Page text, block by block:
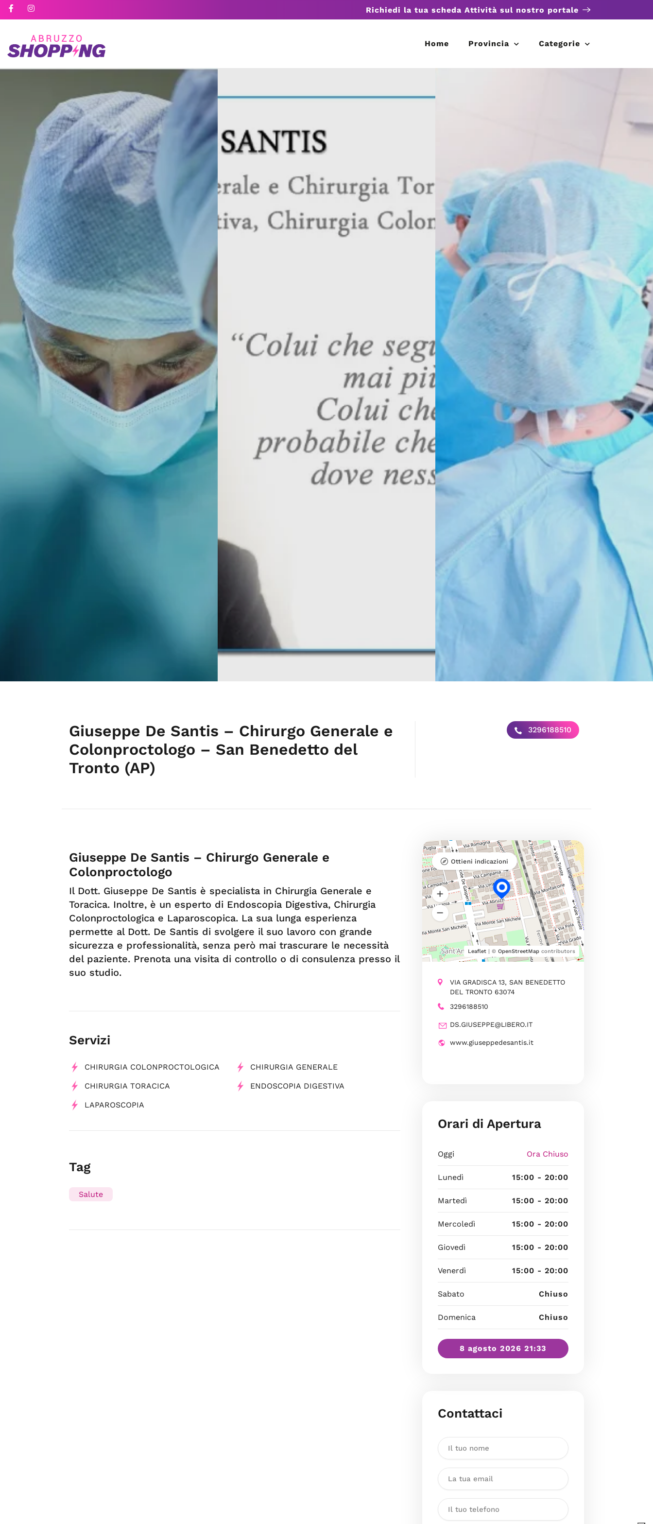
Richiedi la tua scheda Attività sul nostro portale
Home Provincia Categorie
Giuseppe De Santis – Chirurgo Generale e
Colonproctologo – San Benedetto del
Tronto (AP)
3296188510
Giuseppe De Santis – Chirurgo Generale e
Colonproctologo
Il Dott. Giuseppe De Santis è specialista in Chirurgia Generale e
Toracica. Inoltre, è un esperto di Endoscopia Digestiva, Chirurgia
Colonproctologica e Laparoscopica. La sua lunga esperienza
permette al Dott. De Santis di svolgere il suo lavoro con grande
sicurezza e professionalità, senza però mai trascurare le necessità
del paziente. Prenota una visita di controllo o di consulenza presso il
suo studio.
Servizi
CHIRURGIA COLONPROCTOLOGICA CHIRURGIA GENERALE
CHIRURGIA TORACICA ENDOSCOPIA DIGESTIVA
LAPAROSCOPIA
Tag
Salute
Leaflet| © OpenStreetMapcontributors
Ottieni indicazioni
VIA GRADISCA 13, SAN BENEDETTO
DEL TRONTO 63074
3296188510
DS.GIUSEPPE@LIBERO.IT
www.giuseppedesantis.it
Orari di Apertura
Oggi Ora Chiuso
Lunedì 15:00 - 20:00
Martedì 15:00 - 20:00
Mercoledì 15:00 - 20:00
Giovedì 15:00 - 20:00
Venerdì 15:00 - 20:00
Sabato Chiuso
Domenica Chiuso
8 agosto 2026 21:33
Contattaci